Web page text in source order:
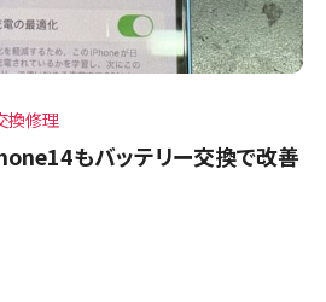
換修理
もバッテリー交換で改善